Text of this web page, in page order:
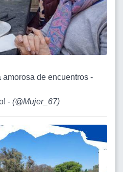
amorosa de encuentros -
- (@Mujer_67)